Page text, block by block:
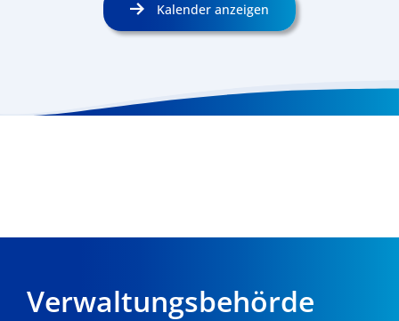
Kalender anzeigen
Verwaltungsbehörde